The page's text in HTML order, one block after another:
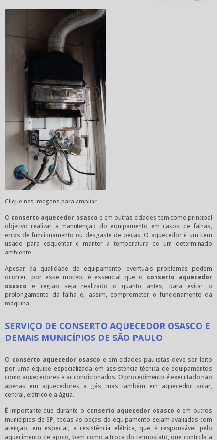
Clique nas imagens para ampliar
O conserto aquecedor osasco e em outras cidades tem como principal
objetivo realizar a manutenção do equipamento em casos de falhas,
erros de funcionamento ou desgaste de peças. O aquecedor é um item
usado para esquentar e manter a temperatura de um determinado
ambiente.
Apesar da qualidade do equipamento, eventuais problemas podem
ocorrer, por esse motivo, é essencial que o conserto aquecedor
osasco e região seja realizado o quanto antes, para evitar o
prolongamento da falha e, assim, comprometer o funcionamento da
máquina.
SERVIÇO DE CONSERTO AQUECEDOR OSASCO E
DEMAIS MUNICÍPIOS DE SÃO PAULO
O conserto aquecedor osasco e em cidades paulistas deve ser feito
por uma equipe especializada em assistência técnica de equipamentos
como aquecedores e ar condicionados. O procedimento é executado não
apenas em aquecedores a gás, mas também em aquecedor solar,
central, elétrico e a água.
É importante que durante o conserto aquecedor osasco e em outros
municípios de SP, todas as peças do equipamento sejam avaliadas com
atenção, em especial, a resistência elétrica, que é responsável pelo
aquecimento de apoio, bem como a troca do termostato, que controla a